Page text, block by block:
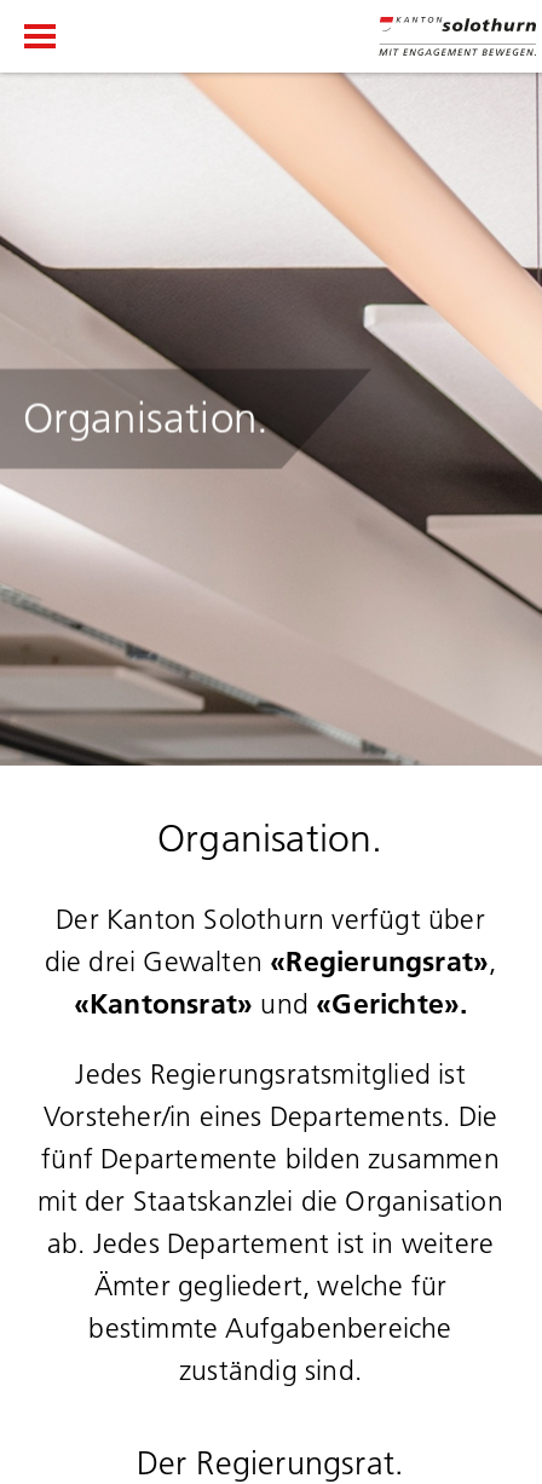
Organisation.
Organisation.
Der Kanton Solothurn verfügt über
die drei Gewalten «Regierungsrat»,
«Kantonsrat» und «Gerichte».
Jedes Regierungsratsmitglied ist
Vorsteher/in eines Departements. Die
fünf Departemente bilden zusammen
mit der Staatskanzlei die Organisation
ab. Jedes Departement ist in weitere
Ämter gegliedert, welche für
bestimmte Aufgabenbereiche
zuständig sind.
Der Regierungsrat.